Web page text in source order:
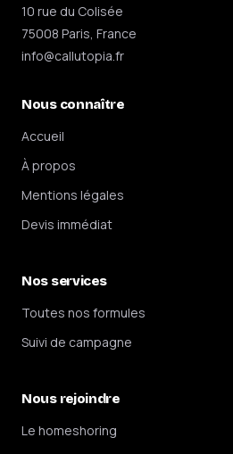
10 rue du Colisée
75008 Paris, France
info@callutopia.fr
Nous connaître
Accueil
À propos
Mentions légales
Devis immédiat
Nos services
Toutes nos formules
Suivi de campagne
Nous rejoindre
Le homeshoring